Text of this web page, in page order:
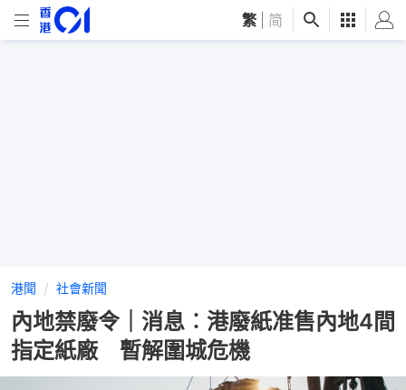
繁 简
港聞 社會新聞
內地禁廢令｜消息︰港廢紙准售內地4間
指定紙廠 暫解圍城危機